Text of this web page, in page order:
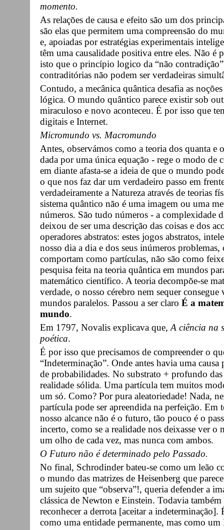
momento.
As relações de causa e efeito são um dos
são elas que permitem uma compreensão do
e, apoiadas por estratégias experimentais
têm uma causalidade positiva entre eles. Não é
isto que o princípio logico da “não
contraditórias não podem ser verdadeiras
Contudo, a mecânica quântica desafia as
lógica. O mundo quântico parece existir sob
miraculoso e novo aconteceu. É por isso que
digitais e Internet.
Micromundo vs. Macromundo
Antes, observámos como a teoria dos quanta e
dada por uma única equação - rege o modo de
em diante afasta-se a ideia de que o mundo
o que nos faz dar um verdadeiro passo em
verdadeiramente a Natureza através de teorias
sistema quântico não é uma imagem ou uma
números. São tudo números - a complexidade
deixou de ser uma descrição das coisas e dos
operadores abstratos: estes jogos abstratos,
nosso dia a dia e dos seus inúmeros
comportam como partículas, não são como
pesquisa feita na teoria quântica em mundos
matemático científico. A teoria decompõe-se
verdade, o nosso cérebro nem sequer
mundos paralelos. Passou a ser claro É a
mundo.
Em 1797, Novalis explicava que, A ciência na
poética.
É por isso que precisamos de compreender o
“Indeterminação”. Onde antes havia uma
de probabilidades. No substrato + profundo
realidade sólida. Uma partícula tem muitos
um só. Como? Por pura aleatoriedade! Nada,
partícula pode ser apreendida na perfeição. Em
nosso alcance não é o futuro, tão pouco é o
incerto, como se a realidade nos deixasse ver
um olho de cada vez, mas nunca com ambos.
O Futuro não é determinado pelo Passado.
No final, Schrodinder bateu-se como um leão
o mundo das matrizes de Heisenberg que
um sujeito que “observa”!, queria defender a
clássica de Newton e Einstein. Todavia
reconhecer a derrota [aceitar a
como uma entidade permanente, mas como